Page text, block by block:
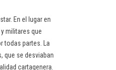
En el lugar en
militares que
todas partes. La
que se desviaban
cartagenera.